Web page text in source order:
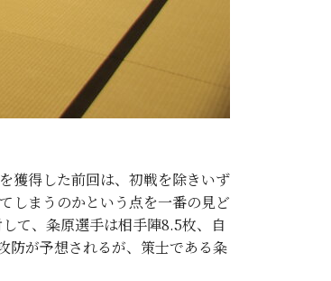
獲得した前回は、初戦を除きいず
しまうのかという点を一番の見ど
て、粂原選手は相手陣8.5枚、自
防が予想されるが、策士である粂